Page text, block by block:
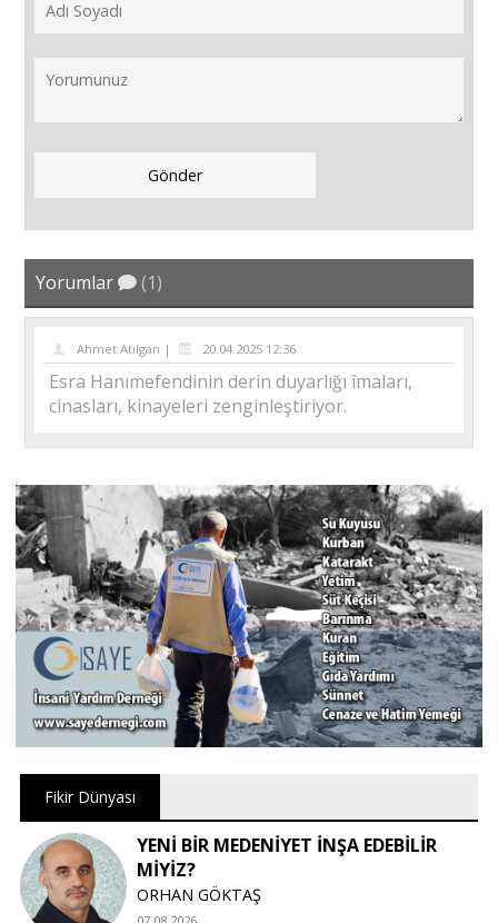
Yorumlar (1)
Ahmet Atılgan | 20.04.2025 12:36
Esra Hanımefendinin derin duyarlığı îmaları,
cinasları, kinayeleri zenginleştiriyor.
Fikir Dünyası
YENİ BİR MEDENİYET İNŞA EDEBİLİR
MİYİZ?
ORHAN GÖKTAŞ